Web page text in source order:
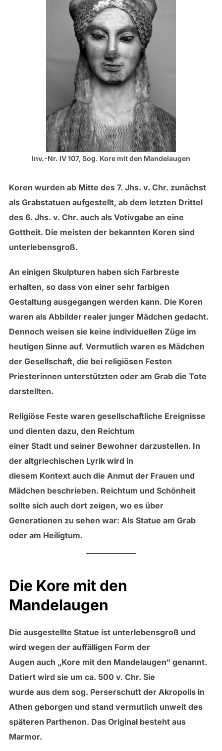
Inv.-Nr. IV 107, Sog. Kore mit den Mandelaugen
Koren wurden ab Mitte des 7. Jhs. v. Chr. zunächst
als Grabstatuen aufgestellt, ab dem letzten Drittel
des 6. Jhs. v. Chr. auch als Votivgabe an eine
Gottheit. Die meisten der bekannten Koren sind
unterlebensgroß.
An einigen Skulpturen haben sich Farbreste
erhalten, so dass von einer sehr farbigen
Gestaltung ausgegangen werden kann. Die Koren
waren als Abbilder realer junger Mädchen gedacht.
Dennoch weisen sie keine individuellen Züge im
heutigen Sinne auf. Vermutlich waren es Mädchen
der Gesellschaft, die bei religiösen Festen
Priesterinnen unterstützten oder am Grab die Tote
darstellten.
Religiöse Feste waren gesellschaftliche Ereignisse
und dienten dazu, den Reichtum
einer Stadt und seiner Bewohner darzustellen. In
der altgriechischen Lyrik wird in
diesem Kontext auch die Anmut der Frauen und
Mädchen beschrieben. Reichtum und Schönheit
sollte sich auch dort zeigen, wo es über
Generationen zu sehen war: Als Statue am Grab
oder am Heiligtum.
Die Kore mit den
Mandelaugen
Die ausgestellte Statue ist unterlebensgroß und
wird wegen der auffälligen Form der
Augen auch „Kore mit den Mandelaugen“ genannt.
Datiert wird sie um ca. 500 v. Chr. Sie
wurde aus dem sog. Perserschutt der Akropolis in
Athen geborgen und stand vermutlich unweit des
späteren Parthenon. Das Original besteht aus
Marmor.